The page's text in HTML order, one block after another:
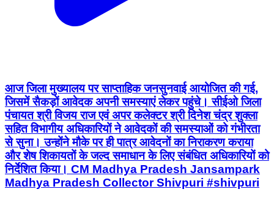
आज जिला मुख्यालय पर साप्ताहिक जनसुनवाई आयोजित की गई,
जिसमें सैकड़ों आवेदक अपनी समस्याएं लेकर पहुंचे। सीईओ जिला
पंचायत श्री विजय राज एवं अपर कलेक्टर श्री दिनेश चंद्र शुक्ला
सहित विभागीय अधिकारियों ने आवेदकों की समस्याओं को गंभीरता
से सुना। उन्होंने मौके पर ही पात्र आवेदनों का निराकरण कराया
और शेष शिकायतों के जल्द समाधान के लिए संबंधित अधिकारियों को
निर्देशित किया। CM Madhya Pradesh Jansampark
Madhya Pradesh Collector Shivpuri #shivpuri